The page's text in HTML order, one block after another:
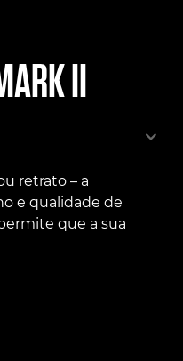
II
retrato – a
e qualidade de
que a sua